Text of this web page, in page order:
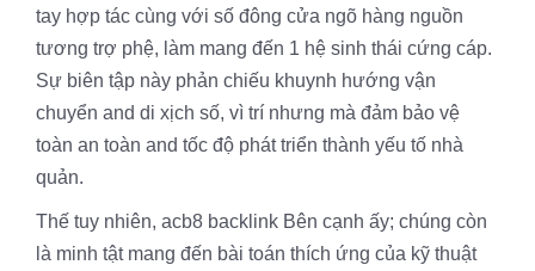
tay hợp tác cùng với số đông cửa ngõ hàng nguồn
tương trợ phệ, làm mang đến 1 hệ sinh thái cứng cáp.
Sự biên tập này phản chiếu khuynh hướng vận
chuyển and di xịch số, vì trí nhưng mà đảm bảo vệ
toàn an toàn and tốc độ phát triển thành yếu tố nhà
quản.
Thế tuy nhiên, acb8 backlink Bên cạnh ấy; chúng còn
là minh tật mang đến bài toán thích ứng của kỹ thuật